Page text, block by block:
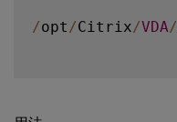
/opt /Citrix/VDA/